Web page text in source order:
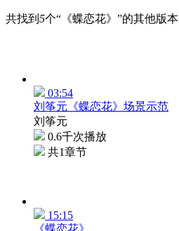
共找到 5个“《蝶恋花》”的其他版本
03:54
刘筝元《蝶恋花》场景示范
刘筝元
0.6千次播放
共1章节
15:15